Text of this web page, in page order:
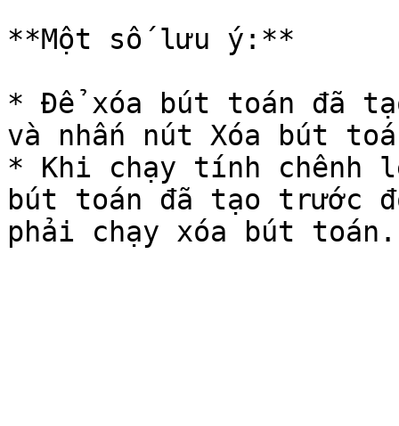
**Một số lưu ý:**
* Để xóa bút toán đã
và nhấn nút Xóa bút
* Khi chạy tính chênh
bút toán đã tạo trước